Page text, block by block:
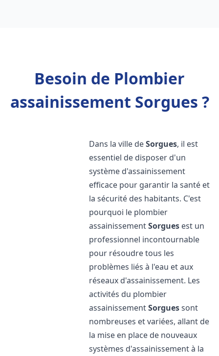
Besoin de Plombier
assainissement Sorgues ?
Dans la ville deSorgues, il est
essentiel de disposer d'un
système d'assainissement
efficace pour garantir la santé et
la sécurité des habitants. C'est
pourquoi le plombier
assainissementSorgues est un
professionnel incontournable
pour résoudre tous les
problèmes liés à l'eau et aux
réseaux d'assainissement. Les
activités du plombier
assainissementSorguessont
nombreuses et variées, allant de
la mise en place de nouveaux
systèmes d'assainissement à la